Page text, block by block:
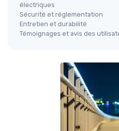
électriques
Sécurité et réglementation
Entretien et durabilité
Témoignages et avis des